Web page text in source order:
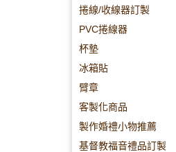
捲線/收線器訂製
PVC捲線器
杯墊
冰箱貼
臂章
客製化商品
製作婚禮小物推薦
基督教福音禮品訂製